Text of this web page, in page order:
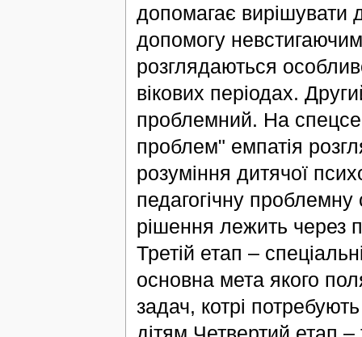
допомагає вирішувати
допомогу невстигаючим
розглядаються
вікових періодах.
проблемний. На
проблем" емпатія
розуміння дитячої
педагогічну проблемну
рішення лежить через
Третій етап –
основна мета якого
задач, котрі